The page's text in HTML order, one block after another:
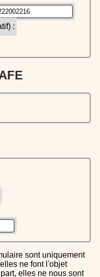
:
ne font l'objet
elles ne nous sont